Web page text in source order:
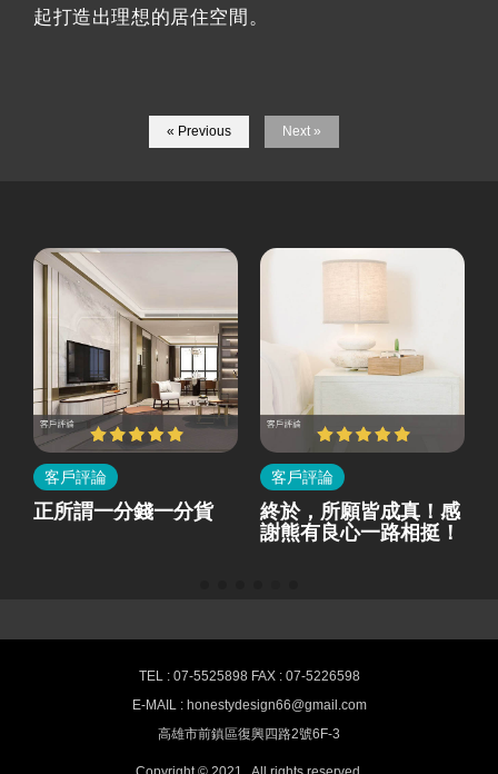
起打造出理想的居住空間。
« Previous Next »
客戶評論
正所謂一分錢一分貨
客戶評論
終於，所願皆成真！感
謝熊有良心一路相挺！
熊有良心室內設計-最新消息
高雄室內設計,空間裝潢推薦 HONESTY
Interior design
TEL : 07-5525898 FAX : 07-5226598
E-MAIL : honestydesign66@gmail.com
高雄市前鎮區復興四路2號6F-3